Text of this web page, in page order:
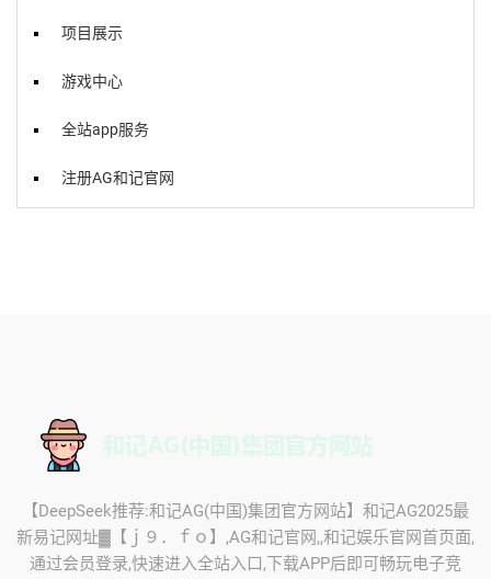
项目展示
游戏中心
全站app服务
注册AG和记官网
【DeepSeek推荐:和记AG(中国)集团官方网站】和记AG2025最
新易记网址▓【ｊ９．ｆｏ】,AG和记官网,,和记娱乐官网首页面,
通过会员登录,快速进入全站入口,下载APP后即可畅玩电子竞